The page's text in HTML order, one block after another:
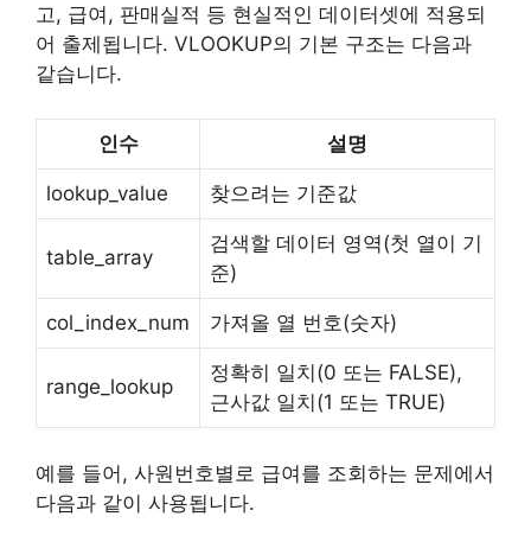
고, 급여, 판매실적 등 현실적인 데이터셋에 적용되
어 출제됩니다. VLOOKUP의 기본 구조는 다음과
같습니다.
인수 설명
lookup_value 찾으려는 기준값
table_array
검색할 데이터 영역(첫 열이 기
준)
col_index_num 가져올 열 번호(숫자)
range_lookup
정확히 일치(0 또는 FALSE),
근사값 일치(1 또는 TRUE)
예를 들어, 사원번호별로 급여를 조회하는 문제에서
다음과 같이 사용됩니다.